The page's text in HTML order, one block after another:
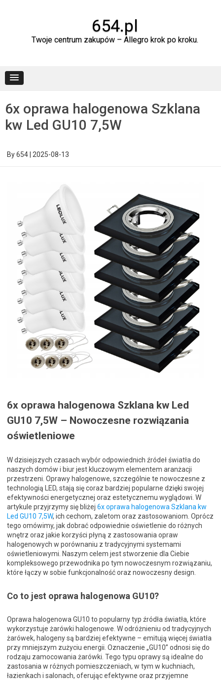
654.pl
Twoje centrum zakupów – Allegro krok po kroku.
6x oprawa halogenowa Szklana
kw Led GU10 7,5W
By654 2025-08-13
6x oprawa halogenowa Szklana kw Led
GU10 7,5W – Nowoczesne rozwiązania
oświetleniowe
W dzisiejszych czasach wybór odpowiednich źródeł światła do
naszych domów i biur jest kluczowym elementem aranżacji
przestrzeni. Oprawy halogenowe, szczególnie te nowoczesne z
technologią LED, stają się coraz bardziej popularne dzięki swojej
efektywności energetycznej oraz estetycznemu wyglądowi. W
artykule przyjrzymy się bliżej 6x oprawa halogenowa Szklana kw
Led GU10 7,5W, ich cechom, zaletom oraz zastosowaniom. Oprócz
tego omówimy, jak dobrać odpowiednie oświetlenie do różnych
wnętrz oraz jakie korzyści płyną z zastosowania opraw
halogenowych w porównaniu z tradycyjnymi systemami
oświetleniowymi. Naszym celem jest stworzenie dla Ciebie
kompleksowego przewodnika po tym nowoczesnym rozwiązaniu,
które łączy w sobie funkcjonalność oraz nowoczesny design.
Co to jest oprawa halogenowa GU10?
Oprawa halogenowa GU10 to popularny typ źródła światła, które
wykorzystuje żarówki halogenowe. W odróżnieniu od tradycyjnych
żarówek, halogeny są bardziej efektywne – emitują więcej światła
przy mniejszym zużyciu energii. Oznaczenie „GU10” odnosi się do
rodzaju zamocowania żarówki. Tego typu oprawy są idealne do
zastosania w różnych pomieszczeniach, w tym w kuchniach,
łazienkach i salonach, oferując efektywne oraz przyjemne